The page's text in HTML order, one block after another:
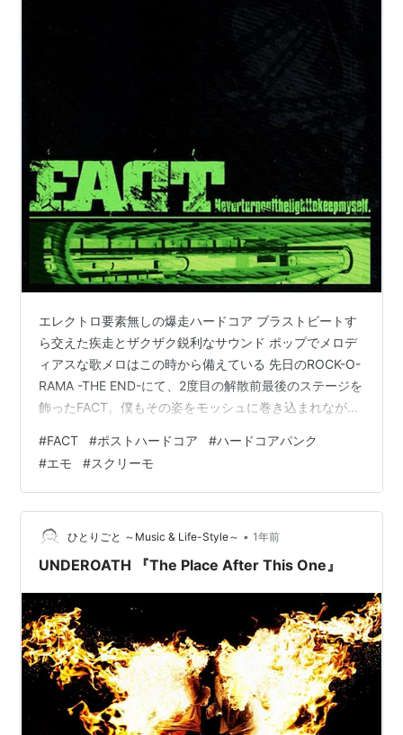
エレクトロ要素無しの爆走ハードコア ブラストビートす
ら交えた疾走とザクザク鋭利なサウンド ポップでメロデ
ィアスな歌メロはこの時から備えている 先日のROCK-O-
RAMA -THE END-にて、2度目の解散前最後のステージを
飾ったFACT。僕もその姿をモッシュに巻き込まれながら
NAME IN BLOODは観られませんでしたけどね （－。
－）ﾎﾞｿｯ show-hitorigoto.hatenablog.com FACTが残し
た作品で人気の高いものといえば、やはりワールドワイ
ドにリリースされ、バンドの知名度が飛躍的に向上し、
J-PUNK界…
#FACT #ポストハードコア #ハードコアパンク
#エモ #スクリーモ
ひとりごと ～Music & Life-Style～ • 1年前
UNDEROATH 『The Place After This One』